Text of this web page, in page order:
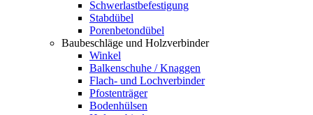
Schwerlastbefestigung
Stabdübel
Porenbetondübel
Baubeschläge und Holzverbinder
Winkel
Balkenschuhe / Knaggen
Flach- und Lochverbinder
Pfostenträger
Bodenhülsen